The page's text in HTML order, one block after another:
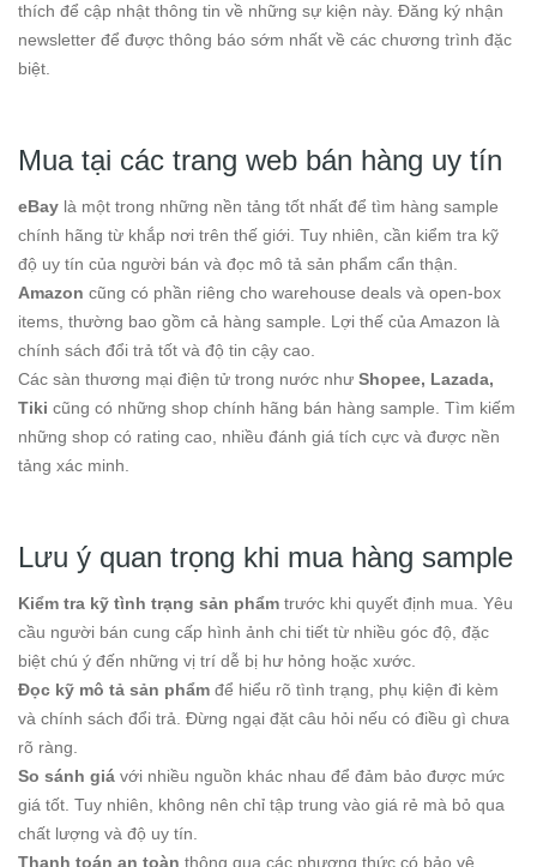
thích để cập nhật thông tin về những sự kiện này. Đăng ký nhận
newsletter để được thông báo sớm nhất về các chương trình đặc
biệt.
Mua tại các trang web bán hàng uy tín
eBay là một trong những nền tảng tốt nhất để tìm hàng sample
chính hãng từ khắp nơi trên thế giới. Tuy nhiên, cần kiểm tra kỹ
độ uy tín của người bán và đọc mô tả sản phẩm cẩn thận.
Amazon cũng có phần riêng cho warehouse deals và open-box
items, thường bao gồm cả hàng sample. Lợi thế của Amazon là
chính sách đổi trả tốt và độ tin cậy cao.
Các sàn thương mại điện tử trong nước như Shopee, Lazada,
Tiki cũng có những shop chính hãng bán hàng sample. Tìm kiếm
những shop có rating cao, nhiều đánh giá tích cực và được nền
tảng xác minh.
Lưu ý quan trọng khi mua hàng sample
Kiểm tra kỹ tình trạng sản phẩm trước khi quyết định mua. Yêu
cầu người bán cung cấp hình ảnh chi tiết từ nhiều góc độ, đặc
biệt chú ý đến những vị trí dễ bị hư hỏng hoặc xước.
Đọc kỹ mô tả sản phẩm để hiểu rõ tình trạng, phụ kiện đi kèm
và chính sách đổi trả. Đừng ngại đặt câu hỏi nếu có điều gì chưa
rõ ràng.
So sánh giá với nhiều nguồn khác nhau để đảm bảo được mức
giá tốt. Tuy nhiên, không nên chỉ tập trung vào giá rẻ mà bỏ qua
chất lượng và độ uy tín.
Thanh toán an toàn thông qua các phương thức có bảo vệ